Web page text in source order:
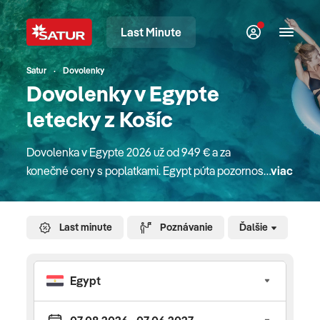
Last Minute
Satur Dovolenky
Dovolenky v Egypte
letecky z Košíc
Dovolenka v Egypte 2026 už od 949 € a za
konečné ceny s poplatkami. Egypt púta pozornosť
celého sveta svojou jedinečnou až tajomnou
dedičstvom. Pýši sa jedinečnými monumentálnymi
Luxore či Karnaku, bohatým podmorským svetom
a unikátnymi korálovými útesmi. Preneste sa na
chvíľu spolu s nami na pobrežie obmývané
viac
Ďalšie
Last minute Poznávanie